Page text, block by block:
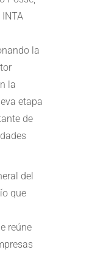
la
la
etapa
de
del
que
reúne